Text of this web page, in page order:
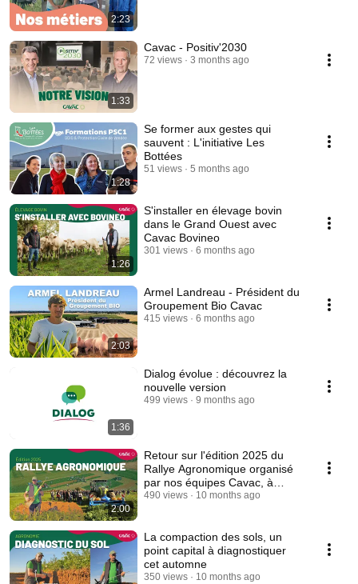
2:23
1:33
Cavac - Positiv'2030
72 views 3 months ago
1:28
Se former aux gestes qui
sauvent : L'initiative Les
Bottées
51 views 5 months ago
1:26
S'installer en élevage bovin
dans le Grand Ouest avec
Cavac Bovineo
301 views 6 months ago
2:03
Armel Landreau - Président du
Groupement Bio Cavac
415 views 6 months ago
1:36
Dialog évolue : découvrez la
nouvelle version
499 views 9 months ago
2:00
Retour sur l'édition 2025 du
Rallye Agronomique organisé
par nos équipes Cavac, à
Petosse
490 views 10 months ago
La compaction des sols, un
point capital à diagnostiquer
cet automne
350 views 10 months ago